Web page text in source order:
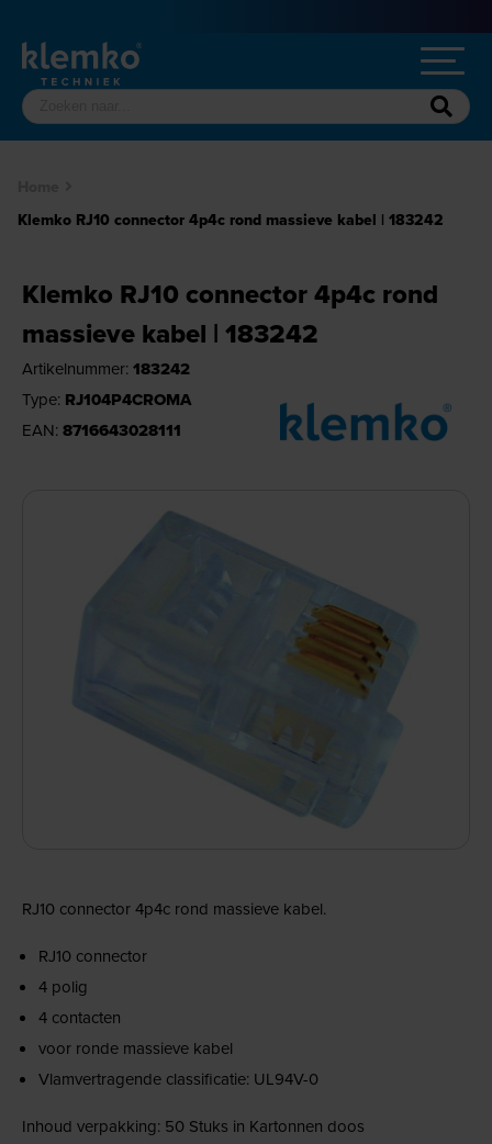
Klemko RJ10 connector 4p4c rond massieve kabel | 183242
Klemko RJ10 connector 4p4c rond
massieve kabel | 183242
Artikelnummer: 183242
Type: RJ104P4CROMA
EAN: 8716643028111
RJ10 connector 4p4c rond massieve kabel.
RJ10 connector
4 polig
4 contacten
voor ronde massieve kabel
Vlamvertragende classificatie: UL94V-0
Inhoud verpakking: 50 Stuks in Kartonnen doos